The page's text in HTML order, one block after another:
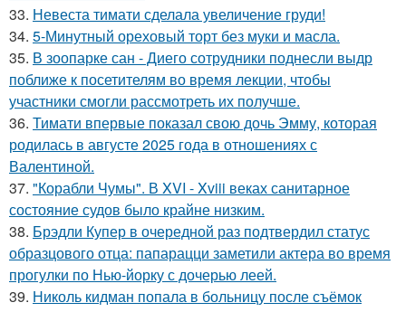
33. Невеста тимати сделала увеличение груди!
34. 5-Минутный ореховый торт без муки и масла.
35. В зоопарке сан - Диего сотрудники поднесли выдр
поближе к посетителям во время лекции, чтобы
участники смогли рассмотреть их получше.
36. Тимати впервые показал свою дочь Эмму, которая
родилась в августе 2025 года в отношениях с
Валентиной.
37. "Корабли Чумы". В XVI - Xviii веках санитарное
состояние судов было крайне низким.
38. Брэдли Купер в очередной раз подтвердил статус
образцового отца: папарацци заметили актера во время
прогулки по Нью-йорку с дочерью леей.
39. Николь кидман попала в больницу после съёмок